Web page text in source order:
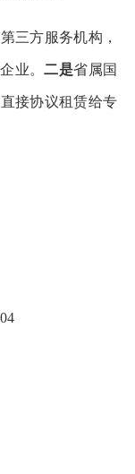
三方服务机构，
业。二是省属国
接协议租赁给专